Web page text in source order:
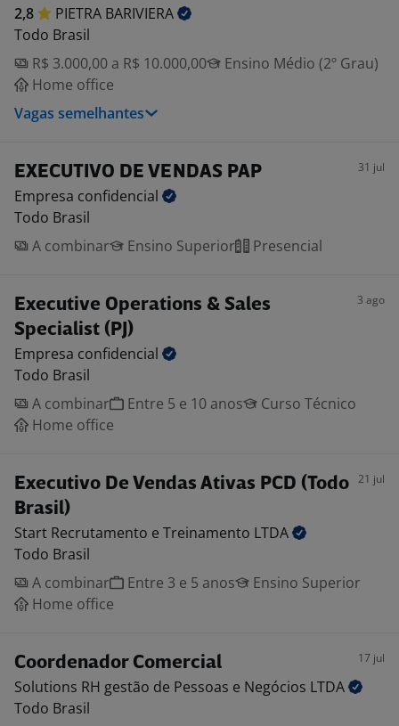
2,8 PIETRA BARIVIERA
Todo Brasil
R$ 3.000,00 a R$ 10.000,00
Ensino Médio (2º Grau)
Home office
Vagas semelhantes
EXECUTIVO DE VENDAS PAP 31 jul
Empresa confidencial
Todo Brasil
A combinar
Ensino Superior Presencial
Executive Operations & Sales
Specialist (PJ)
3 ago
Empresa confidencial
Todo Brasil
A combinar
Entre 5 e 10 anos
Curso Técnico
Home office
Executivo De Vendas Ativas PCD (Todo
Brasil)
21 jul
Start Recrutamento e Treinamento LTDA
Todo Brasil
A combinar
Entre 3 e 5 anos
Ensino Superior
Home office
Coordenador Comercial 17 jul
Solutions RH gestão de Pessoas e Negócios LTDA
Todo Brasil